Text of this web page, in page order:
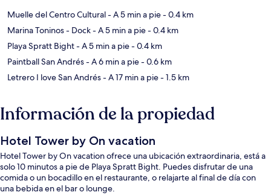
Muelle del Centro Cultural- A 5 min a pie- 0.4 km
Marina Toninos - Dock- A 5 min a pie- 0.4 km
Playa Spratt Bight- A 5 min a pie- 0.4 km
Paintball San Andrés- A 6 min a pie- 0.6 km
Letrero I love San Andrés- A 17 min a pie- 1.5 km
Información de la propiedad
Hotel Tower by On vacation
Hotel Tower by On vacation ofrece una ubicación extraordinaria, está a
solo 10 minutos a pie de Playa Spratt Bight. Puedes disfrutar de una
comida o un bocadillo en el restaurante, o relajarte al final de día con
una bebida en el bar o lounge.